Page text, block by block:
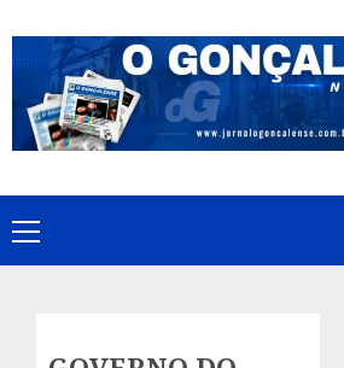
to
content
Primary
Menu